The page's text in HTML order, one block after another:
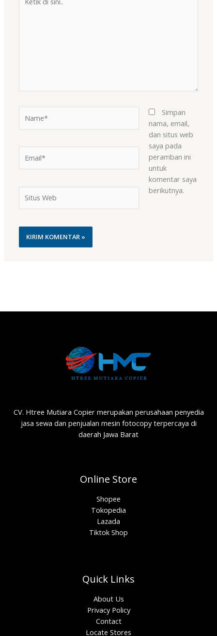
Web
Simpan
nama, email,
dan situs web
saya pada
peramban ini
untuk
komentar saya
berikutnya.
CV. Htree Mutiara Copier merupakan perusahaan penyedia
jasa sewa dan penjualan mesin fotocopy terpercaya di
daerah Jawa Barat
Online Store
Shopee
Tokopedia
Lazada
Tiktok Shop
Quick Links
About Us
Privacy Policy
Contact
Locate Stores